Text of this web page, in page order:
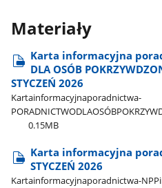
Materiały
Karta informacyjna
DLA OSÓB
STYCZEŃ 2026
Kartainformacyjnaporadnictwa-
0.15MB
Karta informacyjna
STYCZEŃ 2026
Kartainformacyjnaporadnictwa-